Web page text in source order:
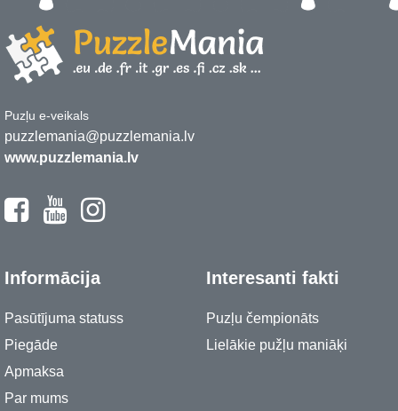
Puzļu e-veikals
puzzlemania@puzzlemania.lv
www.puzzlemania.lv
Informācija
Pasūtījuma statuss
Piegāde
Apmaksa
Par mums
Interesanti fakti
Puzļu čempionāts
Lielākie pužļu maniāķi